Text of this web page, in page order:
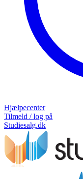
Hjælpecenter
Tilmeld / log på
Studiesalg.dk